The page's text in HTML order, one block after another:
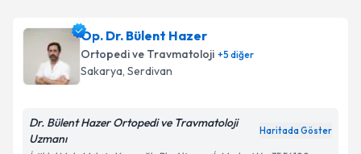
Takvim Talebini Gönder
Op. Dr. Hikmet Çinkaiçin randevu takvimi talebi
oluşturun. Size bu uzmandan randevu almanız için bir
takvim hazırlandığında e-posta ile bilgilendireceğiz.
Op. Dr. Bülent Hazer
Ortopedi ve Travmatoloji +5 diğer
Sakarya, Serdivan
Dr. Bülent Hazer Ortopedi ve Travmatoloji
Uzmanı
Haritada Göster